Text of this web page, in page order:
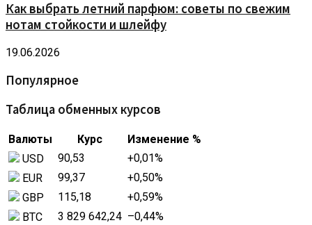
Как выбрать летний парфюм: советы по свежим
нотам стойкости и шлейфу
19.06.2026
Популярное
Таблица обменных курсов
Валюты Курс
Изменение %
USD
90,53 +0,01%
EUR
99,37 +0,50%
GBP
115,18 +0,59%
BTC
3 829 642,24 –0,44%